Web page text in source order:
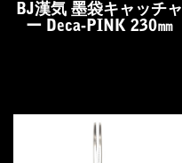
BJ漢気 墨袋キャッチャ
ー Deca-PINK 230㎜